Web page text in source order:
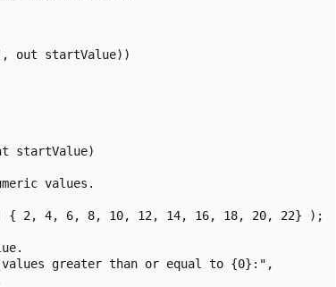
out startValue))
startValue)
values.
2, 4, 6, 8, 10, 12, 14, 16, 18, 20, 22} );
greater than or equal to {0}:",